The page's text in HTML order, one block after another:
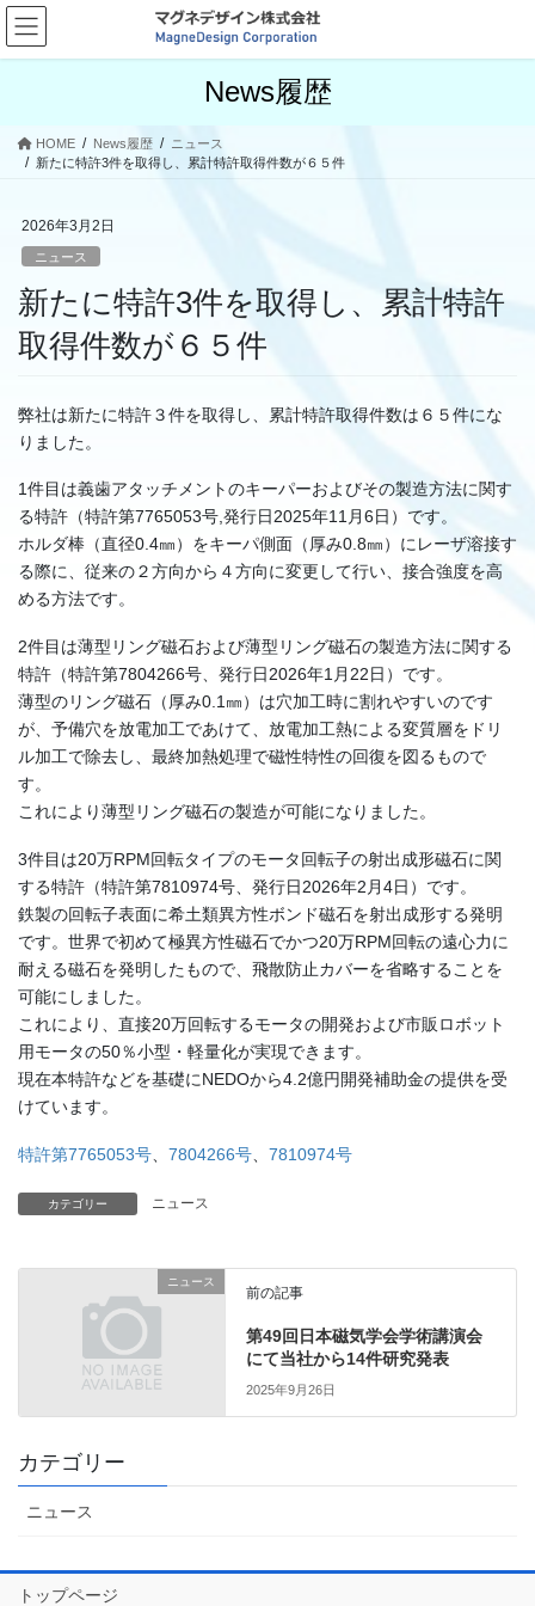
コ
ン
テ
ナ
ビ
ゲ
News履歴
HOME News履歴
ニュース
新たに特許3件を取得し、累計特許取得件数が６５件
2026年3月2日
ニュース
新たに特許3件を取得し、累計特許
取得件数が６５件
弊社は新たに特許３件を取得し、累計特許取得件数は６５件にな
りました。
1件目は義歯アタッチメントのキーパーおよびその製造方法に関す
る特許（特許第7765053号,発行日2025年11月6日）です。
ホルダ棒（直径0.4㎜）をキーパ側面（厚み0.8㎜）にレーザ溶接す
る際に、従来の２方向から４方向に変更して行い、接合強度を高
める方法です。
2件目は薄型リング磁石および薄型リング磁石の製造方法に関する
特許（特許第7804266号、発行日2026年1月22日）です。
薄型のリング磁石（厚み0.1㎜）は穴加工時に割れやすいのです
が、予備穴を放電加工であけて、放電加工熱による変質層をドリ
ル加工で除去し、最終加熱処理で磁性特性の回復を図るもので
す。
これにより薄型リング磁石の製造が可能になりました。
3件目は20万RPM回転タイプのモータ回転子の射出成形磁石に関
する特許（特許第7810974号、発行日2026年2月4日）です。
鉄製の回転子表面に希土類異方性ボンド磁石を射出成形する発明
です。世界で初めて極異方性磁石でかつ20万RPM回転の遠心力に
耐える磁石を発明したもので、飛散防止カバーを省略することを
可能にしました。
これにより、直接20万回転するモータの開発および市販ロボット
用モータの50％小型・軽量化が実現できます。
現在本特許などを基礎にNEDOから4.2億円開発補助金の提供を受
けています。
特許第7765053号 7804266号 7810974号
カテゴリー ニュース
ニュース
前の記事
第49回日本磁気学会学術講演会
にて当社から14件研究発表
2025年9月26日
カテゴリー
ニュース
トップページ